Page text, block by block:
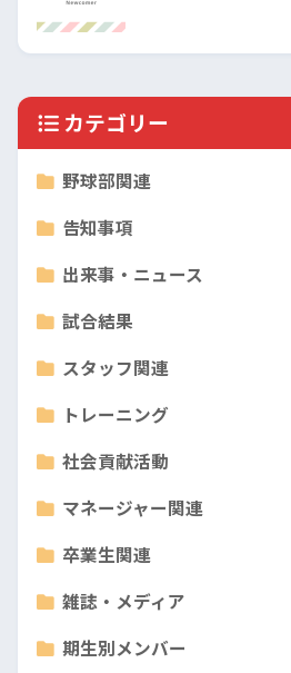
カテゴリー
野球部関連
告知事項
出来事・ニュース
試合結果
スタッフ関連
トレーニング
社会貢献活動
マネージャー関連
卒業生関連
雑誌・メディア
期生別メンバー